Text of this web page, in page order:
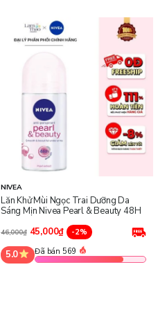
NIVEA
Lăn Khử Mùi Ngọc Trai Dưỡng Da
Sáng Mịn Nivea Pearl & Beauty 48H
46,000₫ 45,000₫ -2%
5.0 Đã bán 569